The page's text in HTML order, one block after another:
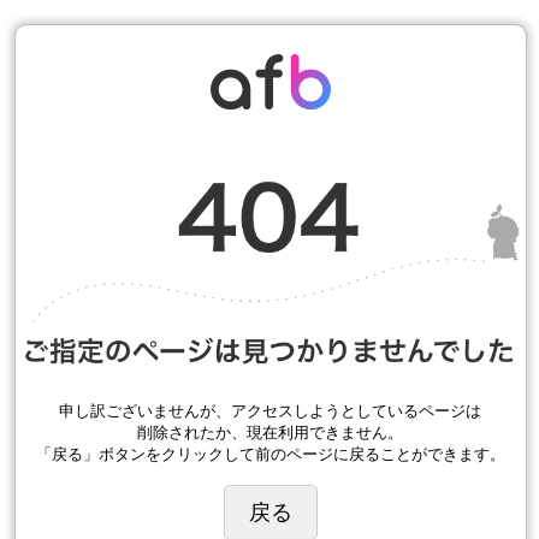
申し訳ございませんが、アクセスしようとしているページは
削除されたか、現在利用できません。
「戻る」ボタンをクリックして前のページに戻ることができます。
戻る